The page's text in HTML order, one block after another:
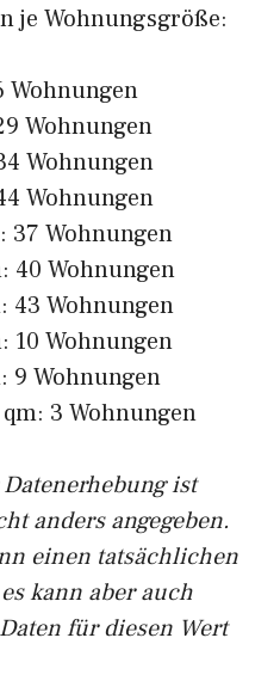
je Wohnungsgröße:
Wohnungen
Wohnungen
Wohnungen
Wohnungen
37 Wohnungen
40 Wohnungen
43 Wohnungen
10 Wohnungen
9 Wohnungen
3 Wohnungen
ist
anders angegeben.
einen tatsächlichen
kann aber auch
für diesen Wert